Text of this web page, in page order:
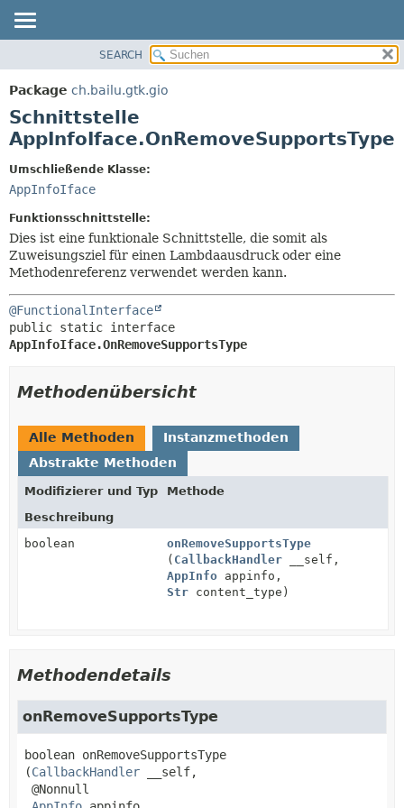
PACKAGE
KLASSE
BAUM
INDEX
METHODE
KONSTRUKTOR
METHODE
SEARCH
Package ch.bailu.gtk.gio
Schnittstelle
AppInfoIface.OnRemoveSupportsType
Umschließende Klasse:
AppInfoIface
Funktionsschnittstelle:
Dies ist eine funktionale Schnittstelle, die somit als
Zuweisungsziel für einen Lambdaausdruck oder eine
Methodenreferenz verwendet werden kann.
@FunctionalInterface
AppInfoIface.OnRemoveSupportsType
Methodenübersicht
Alle Methoden
Instanzmethoden
Abstrakte Methoden
Modifizierer und Typ
Methode
Beschreibung
boolean
onRemoveSupportsType
( CallbackHandler __self,
AppInfo appinfo,
Str content_type)
Methodendetails
onRemoveSupportsType
boolean onRemoveSupportsType
(CallbackHandler __self,
@Nonnull